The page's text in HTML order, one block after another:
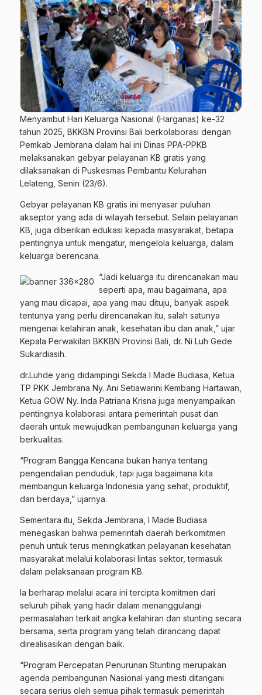
Menyambut Hari Keluarga Nasional (Harganas) ke-32
tahun 2025, BKKBN Provinsi Bali berkolaborasi dengan
Pemkab Jembrana dalam hal ini Dinas PPA-PPKB
melaksanakan gebyar pelayanan KB gratis yang
dilaksanakan di Puskesmas Pembantu Kelurahan
Lelateng, Senin (23/6).
Gebyar pelayanan KB gratis ini menyasar puluhan
akseptor yang ada di wilayah tersebut. Selain pelayanan
KB, juga diberikan edukasi kepada masyarakat, betapa
pentingnya untuk mengatur, mengelola keluarga, dalam
keluarga berencana.
“Jadi keluarga itu direncanakan mau
seperti apa, mau bagaimana, apa
yang mau dicapai, apa yang mau dituju, banyak aspek
tentunya yang perlu direncanakan itu, salah satunya
mengenai kelahiran anak, kesehatan ibu dan anak,” ujar
Kepala Perwakilan BKKBN Provinsi Bali, dr. Ni Luh Gede
Sukardiasih.
dr.Luhde yang didampingi Sekda I Made Budiasa, Ketua
TP PKK Jembrana Ny. Ani Setiawarini Kembang Hartawan,
Ketua GOW Ny. Inda Patriana Krisna juga menyampaikan
pentingnya kolaborasi antara pemerintah pusat dan
daerah untuk mewujudkan pembangunan keluarga yang
berkualitas.
“Program Bangga Kencana bukan hanya tentang
pengendalian penduduk, tapi juga bagaimana kita
membangun keluarga Indonesia yang sehat, produktif,
dan berdaya,” ujarnya.
Sementara itu, Sekda Jembrana, I Made Budiasa
menegaskan bahwa pemerintah daerah berkomitmen
penuh untuk terus meningkatkan pelayanan kesehatan
masyarakat melalui kolaborasi lintas sektor, termasuk
dalam pelaksanaan program KB.
Ia berharap melalui acara ini tercipta komitmen dari
seluruh pihak yang hadir dalam menanggulangi
permasalahan terkait angka kelahiran dan stunting secara
bersama, serta program yang telah dirancang dapat
direalisasikan dengan baik.
“Program Percepatan Penurunan Stunting merupakan
agenda pembangunan Nasional yang mesti ditangani
secara serius oleh semua pihak termasuk pemerintah